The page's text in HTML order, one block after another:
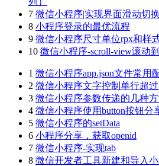
7 微信小程序|实现界面滑动切换
8 小程序登录的最优流程
9 微信小程序尺寸单位rpx和样
10 微信小程序-scroll-view滚动
1 微信小程序app.json文件常用
2 微信小程序文字控制单行超
3 微信小程序参数传递的几种
4 微信小程序使用button按钮分
5 微信小程序的setData
6 小程序分享，获取openid
7 微信小程序-实现tab
8 微信开发者工具新建和导入